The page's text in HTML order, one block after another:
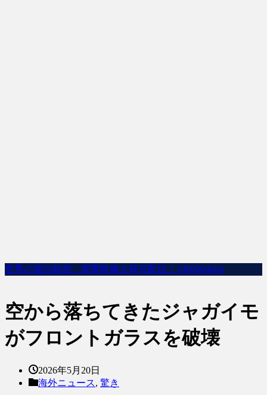
世界の面白動画・衝撃映像を毎日配信｜100000dobu
空から落ちてきたジャガイモ
がフロントガラスを破壊
2026年5月20日
海外ニュース, 驚き